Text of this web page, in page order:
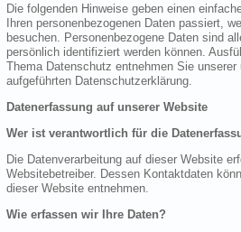
Die folgenden Hinweise geben einen
Ihren personenbezogenen Daten passiert,
besuchen. Personenbezogene Daten sind
persönlich identifiziert werden können.
Thema Datenschutz entnehmen Sie unserer
aufgeführten Datenschutzerklärung.
Datenerfassung auf unserer Website
Wer ist verantwortlich für die
Die Datenverarbeitung auf dieser Website
Websitebetreiber. Dessen Kontaktdaten
dieser Website entnehmen.
Wie erfassen wir Ihre Daten?